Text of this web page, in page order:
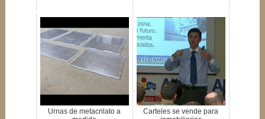
Urnas de metacrilato a
Carteles se vende para